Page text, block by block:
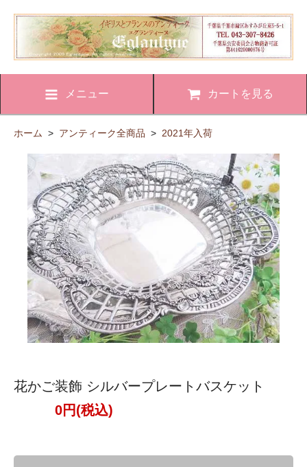
メニュー カートを見る
ホーム > アンティーク全商品 > 2021年入荷
花かご装飾 シルバープレートバスケット
0円(税込)